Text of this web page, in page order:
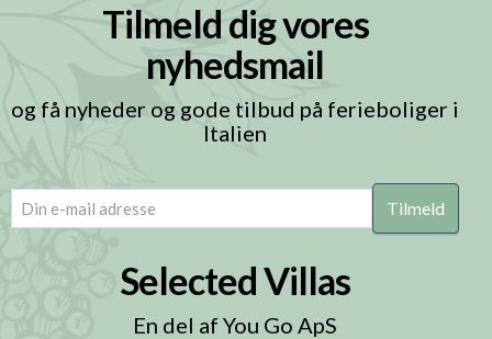
Tilmeld dig vores
nyhedsmail
og få nyheder og gode tilbud på ferieboliger i
Italien
(Påkrævet)
Selected Villas
En del af You Go ApS